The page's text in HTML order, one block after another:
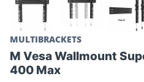
MULTIBRACKETS
M Vesa Wallmount
400 Max